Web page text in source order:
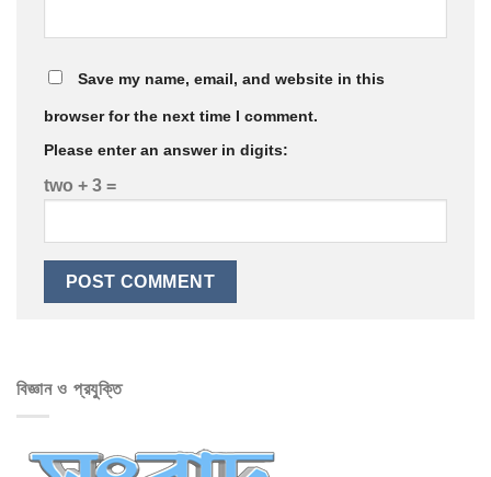
Save my name, email, and website in this
browser for the next time I comment.
Please enter an answer in digits:
two + 3 =
বিজ্ঞান ও প্রযুক্তি